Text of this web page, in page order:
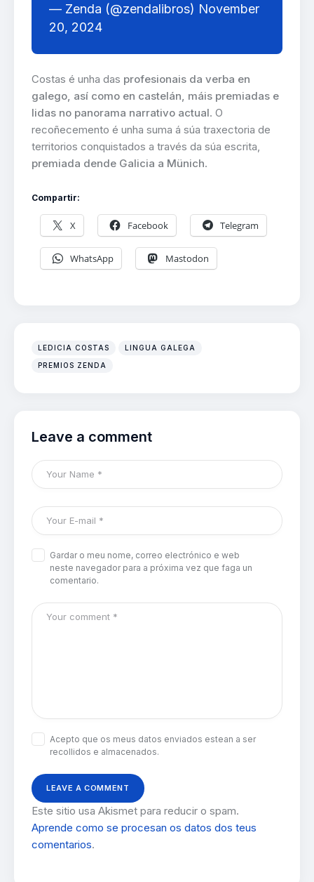
— Zenda (@zendalibros) November
20, 2024
Costas é unha das profesionais da verba en
galego, así como en castelán, máis premiadas e
lidas no panorama narrativo actual. O
recoñecemento é unha suma á súa traxectoria de
territorios conquistados a través da súa escrita,
premiada dende Galicia a Münich.
Compartir:
X Facebook Telegram
WhatsApp Mastodon
LEDICIA COSTAS LINGUA GALEGA
PREMIOS ZENDA
Leave a comment
Gardar o meu nome, correo electrónico e web
neste navegador para a próxima vez que faga un
comentario.
Acepto que os meus datos enviados estean a ser
recollidos e almacenados.
Este sitio usa Akismet para reducir o spam.
Aprende como se procesan os datos dos teus
comentarios.